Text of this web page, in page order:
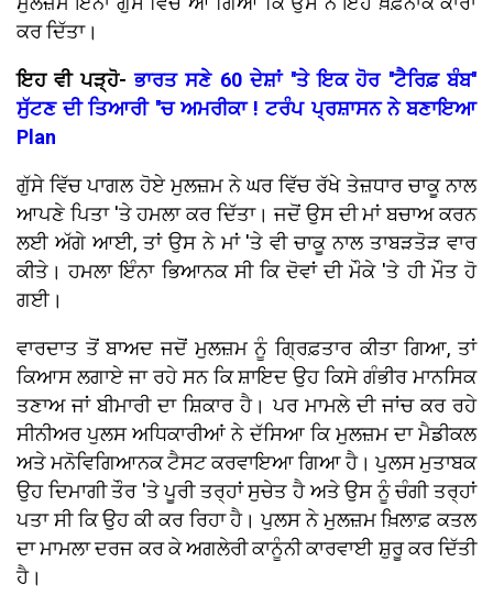
ਕਰ ਦਿੱਤਾ।
ਇਹ ਵੀ ਪੜ੍ਹੋ- ਭਾਰਤ ਸਣੇ 60 ਦੇਸ਼ਾਂ ''ਤੇ ਇਕ ਹੋਰ ''ਟੈਰਿਫ਼ ਬੰਬ''
ਸੁੱਟਣ ਦੀ ਤਿਆਰੀ ''ਚ ਅਮਰੀਕਾ ! ਟਰੰਪ ਪ੍ਰਸ਼ਾਸਨ ਨੇ ਬਣਾਇਆ
Plan
ਗੁੱਸੇ ਵਿੱਚ ਪਾਗਲ ਹੋਏ ਮੁਲਜ਼ਮ ਨੇ ਘਰ ਵਿੱਚ ਰੱਖੇ ਤੇਜ਼ਧਾਰ ਚਾਕੂ ਨਾਲ
ਆਪਣੇ ਪਿਤਾ 'ਤੇ ਹਮਲਾ ਕਰ ਦਿੱਤਾ। ਜਦੋਂ ਉਸ ਦੀ ਮਾਂ ਬਚਾਅ ਕਰਨ
ਲਈ ਅੱਗੇ ਆਈ, ਤਾਂ ਉਸ ਨੇ ਮਾਂ 'ਤੇ ਵੀ ਚਾਕੂ ਨਾਲ ਤਾਬੜਤੋੜ ਵਾਰ
ਕੀਤੇ। ਹਮਲਾ ਇੰਨਾ ਭਿਆਨਕ ਸੀ ਕਿ ਦੋਵਾਂ ਦੀ ਮੌਕੇ 'ਤੇ ਹੀ ਮੌਤ ਹੋ
ਗਈ।
ਵਾਰਦਾਤ ਤੋਂ ਬਾਅਦ ਜਦੋਂ ਮੁਲਜ਼ਮ ਨੂੰ ਗ੍ਰਿਫ਼ਤਾਰ ਕੀਤਾ ਗਿਆ, ਤਾਂ
ਕਿਆਸ ਲਗਾਏ ਜਾ ਰਹੇ ਸਨ ਕਿ ਸ਼ਾਇਦ ਉਹ ਕਿਸੇ ਗੰਭੀਰ ਮਾਨਸਿਕ
ਤਣਾਅ ਜਾਂ ਬੀਮਾਰੀ ਦਾ ਸ਼ਿਕਾਰ ਹੈ। ਪਰ ਮਾਮਲੇ ਦੀ ਜਾਂਚ ਕਰ ਰਹੇ
ਸੀਨੀਅਰ ਪੁਲਸ ਅਧਿਕਾਰੀਆਂ ਨੇ ਦੱਸਿਆ ਕਿ ਮੁਲਜ਼ਮ ਦਾ ਮੈਡੀਕਲ
ਅਤੇ ਮਨੋਵਿਗਿਆਨਕ ਟੈਸਟ ਕਰਵਾਇਆ ਗਿਆ ਹੈ। ਪੁਲਸ ਮੁਤਾਬਕ
ਉਹ ਦਿਮਾਗੀ ਤੌਰ 'ਤੇ ਪੂਰੀ ਤਰ੍ਹਾਂ ਸੁਚੇਤ ਹੈ ਅਤੇ ਉਸ ਨੂੰ ਚੰਗੀ ਤਰ੍ਹਾਂ
ਪਤਾ ਸੀ ਕਿ ਉਹ ਕੀ ਕਰ ਰਿਹਾ ਹੈ। ਪੁਲਸ ਨੇ ਮੁਲਜ਼ਮ ਖ਼ਿਲਾਫ਼ ਕਤਲ
ਦਾ ਮਾਮਲਾ ਦਰਜ ਕਰ ਕੇ ਅਗਲੇਰੀ ਕਾਨੂੰਨੀ ਕਾਰਵਾਈ ਸ਼ੁਰੂ ਕਰ ਦਿੱਤੀ
ਹੈ।